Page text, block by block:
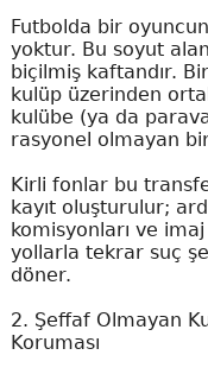
Futbolda bir
yoktur. Bu soyut
biçilmiş kaftandır.
kulüp üzerinden
kulübe (ya da
rasyonel olmayan
Kirli fonlar bu
kayıt oluşturulur;
komisyonları ve imaj
yollarla tekrar suç
döner.
2. Şeffaf Olmayan
Koruması